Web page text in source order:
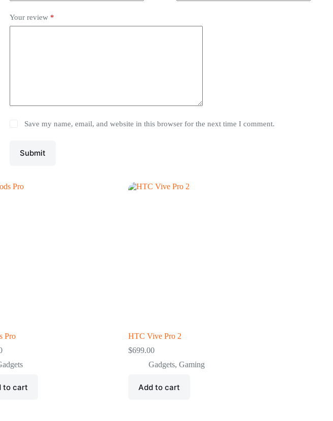
Your review *
Save my name, email, and website in this browser for the next time I comment.
Submit
Pro
to cart
HTC Vive Pro 2
$699.00
Gadgets, Gaming
Add to cart